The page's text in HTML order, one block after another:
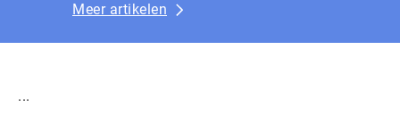
Meer artikelen
...